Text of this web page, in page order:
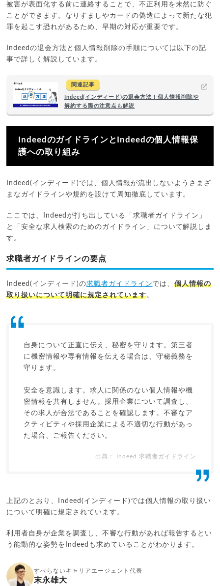
被害が表面化する前に連絡することで、不正利用を未然に防ぐ
ことができます。なりすましやカードの偽造によって新たな犯
罪を起こす恐れがあるため、早期の対応が重要です。
Indeedの退会方法と個人情報削除の手順については以下の記
事で詳しく解説しています。
関連記事
Indeed(インディード)の退会方法！個人情報削除や
解約する際の注意点も解説
IndeedのガイドラインとIndeedの個人情報保
護への取り組み
Indeed(インディード)では、個人情報が流出しないようさまざ
まなガイドラインや規約を設けて周知徹底しています。
ここでは、Indeedが打ち出している「求職者ガイドライン」
と「安全な求人検索のためのガイドライン」について解説しま
す。
求職者ガイドラインの要点
Indeed(インディード)の求職者ガイドラインでは、個人情報の
取り扱いについて明確に規定されています。
自身について正直に伝え、秘密を守ります。第三者
に機密情報や専有情報を伝える場合は、守秘義務を
守ります。
安全を意識します。求人に関係のない個人情報や機
密情報を共有しません。採用企業について調査し、
その求人が合法であることを確認します。不審なア
クティビティや採用企業による不適切な行動があっ
た場合、ご報告ください。
Indeed 求職者ガイドライン
上記のとおり、Indeed(インディード)では個人情報の取り扱い
について明確に規定されています。
利用者自身が企業を調査し、不審な行動があれば報告するとい
う能動的な姿勢をIndeedも求めていることがわかります。
すべらないキャリアエージェント代表
末永雄大